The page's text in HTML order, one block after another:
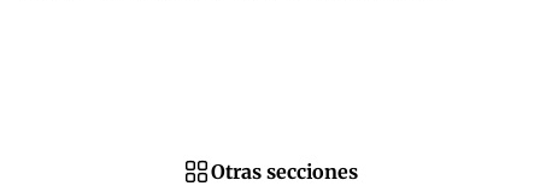
Otras secciones